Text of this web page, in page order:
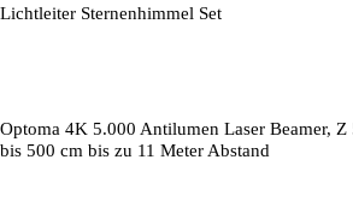
Lichtleiter Sternenhimmel Set
Optoma 4K 5.000 Antilumen Laser Beamer,
bis 500 cm bis zu 11 Meter Abstand